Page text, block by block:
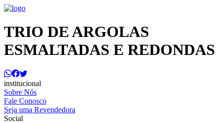
TRIO DE ARGOLAS
ESMALTADAS E REDONDAS
institucional
Sobre Nós
Fale Conosco
Seja uma Revendedora
Social